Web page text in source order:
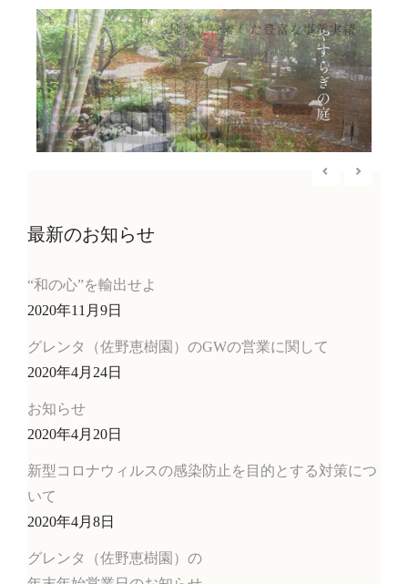
最新のお知らせ
“和の心”を輸出せよ
2020年11月9日
グレンタ（佐野恵樹園）のGWの営業に関して
2020年4月24日
お知らせ
2020年4月20日
新型コロナウィルスの感染防止を目的とする対策につ
いて
2020年4月8日
グレンタ（佐野恵樹園）の